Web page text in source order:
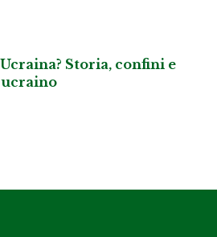
Storia, confini e